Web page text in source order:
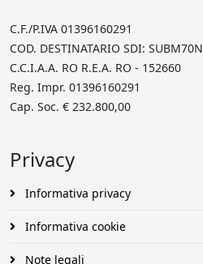
C.F./P.IVA 01396160291
COD. DESTINATARIO SDI: SUBM70N
C.C.I.A.A. RO R.E.A. RO - 152660
Reg. Impr. 01396160291
Cap. Soc. € 232.800,00
Privacy
Informativa privacy
Informativa cookie
Note legali